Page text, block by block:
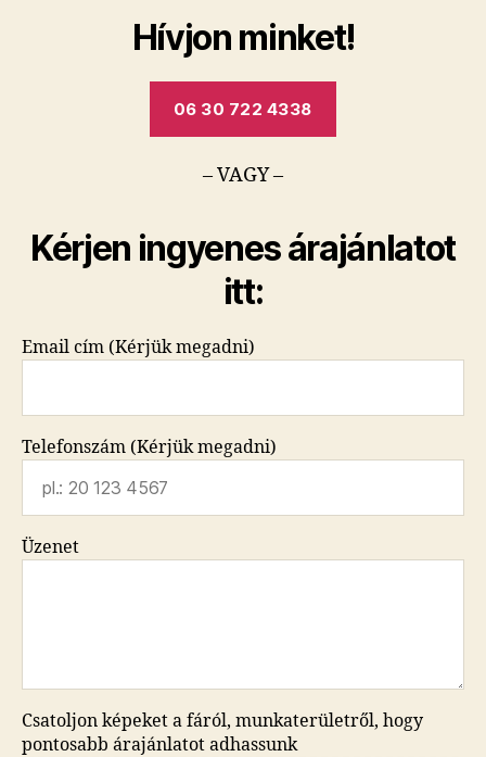
Hívjon minket!
06 30 722 4338
– VAGY –
Kérjen ingyenes árajánlatot
itt:
Email cím (Kérjük megadni)
Telefonszám (Kérjük megadni)
Üzenet
Csatoljon képeket a fáról, munkaterületről, hogy
pontosabb árajánlatot adhassunk